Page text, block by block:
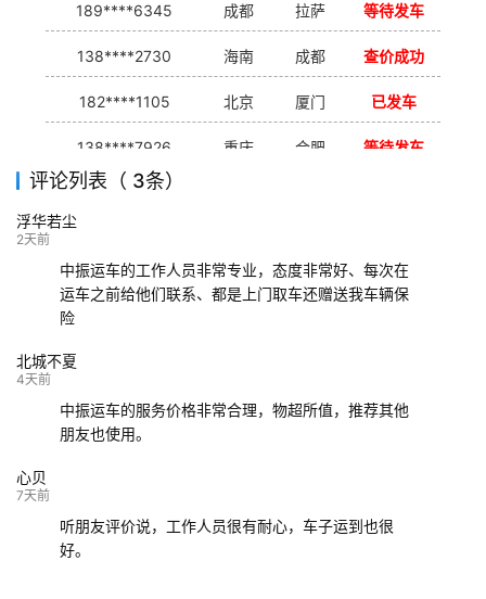
189****6345 成都 拉萨 等待发车
138****2730 海南 成都 查价成功
182****1105 北京 厦门 已发车
138****7926 重庆 合肥 等待发车
139****9233
评论列表（ 3条）
浮华若尘
2天前
中振运车的工作人员非常专业，态度非常好、每次在
运车之前给他们联系、都是上门取车还赠送我车辆保
险
北城不夏
4天前
中振运车的服务价格非常合理，物超所值，推荐其他
朋友也使用。
心贝
7天前
听朋友评价说，工作人员很有耐心，车子运到也很
好。